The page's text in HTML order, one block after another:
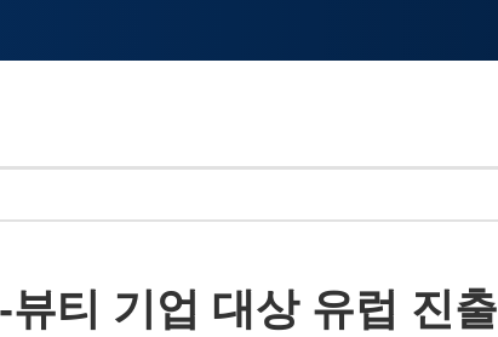
에너지 엔터테인먼트
티 기업 대상 유럽 진